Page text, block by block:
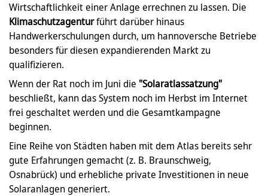
Wirtschaftlichkeit einer Anlage errechnen zu lassen. Die
Klimaschutzagenturführt darüber hinaus
Handwerkerschulungen durch, um hannoversche Betriebe
besonders für diesen expandierenden Markt zu
qualifizieren.
Wenn der Rat noch im Juni die "Solaratlassatzung"
beschließt, kann das System noch im Herbst im Internet
frei geschaltet werden und die Gesamtkampagne
beginnen.
Eine Reihe von Städten haben mit dem Atlas bereits sehr
gute Erfahrungen gemacht (z. B. Braunschweig,
Osnabrück) und erhebliche private Investitionen in neue
Solaranlagen generiert.